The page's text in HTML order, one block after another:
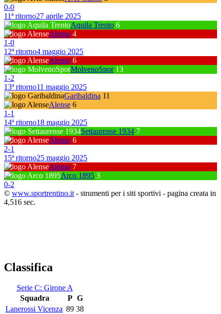
0-0
11ª ritorno27 aprile 2025
Aquila Trento 6
Alense 4
1-0
12ª ritorno4 maggio 2025
Alense 6
MolvenoSpor 13
1-2
13ª ritorno11 maggio 2025
Garibaldina 11
Alense 6
1-1
14ª ritorno18 maggio 2025
Settaurense 1934 7
Alense 6
2-1
15ª ritorno25 maggio 2025
Alense 7
Arco 1895 3
0-2
© www.sportrentino.it - strumenti per i siti sportivi - pagina creata in
4,516 sec.
Classifica
Serie C: Girone A
Squadra
P G
Lanerossi Vicenza 89 38